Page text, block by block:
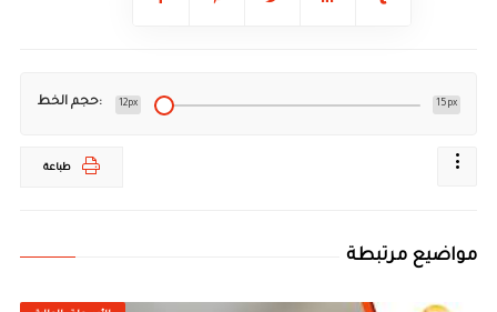
حجم الخط: 12px 15px
طباعة
مواضيع مرتبطة